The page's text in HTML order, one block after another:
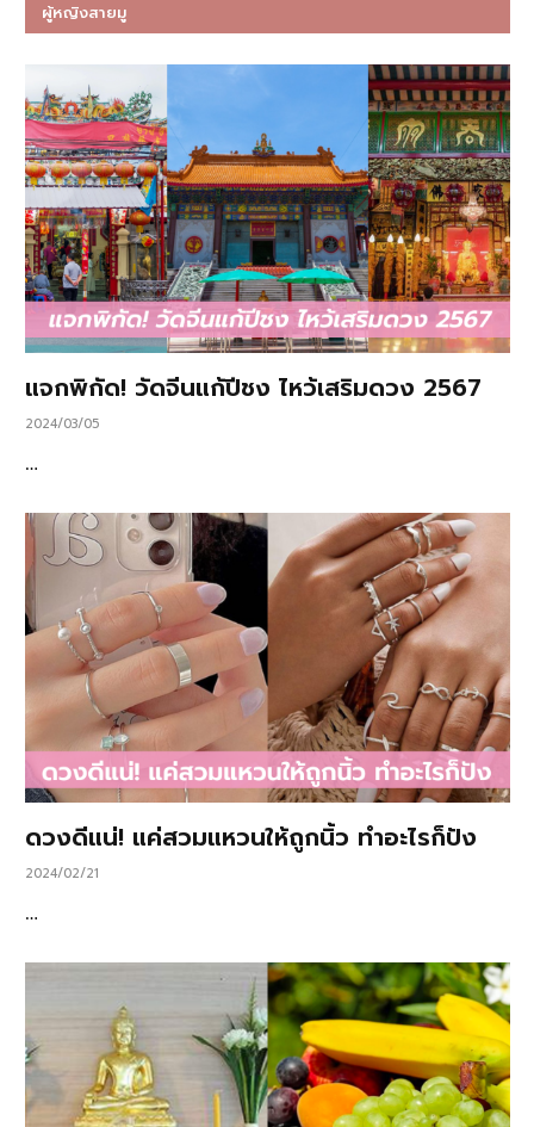
ผู้หญิงสายมู
แจกพิกัด! วัดจีนแก้ปีชง ไหว้เสริมดวง 2567
2024/03/05
…
ดวงดีแน่! แค่สวมแหวนให้ถูกนิ้ว ทำอะไรก็ปัง
2024/02/21
…